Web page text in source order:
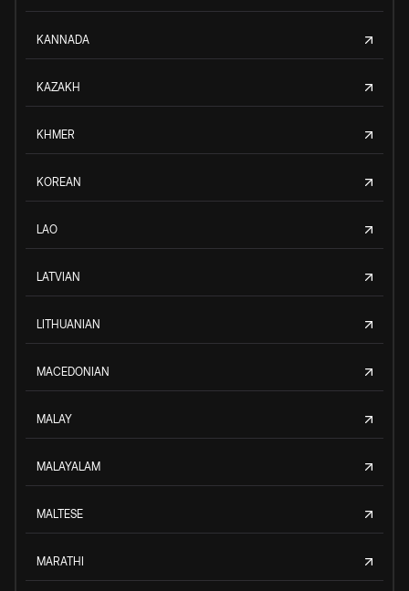
KANNADA
KAZAKH
KHMER
KOREAN
LAO
LATVIAN
LITHUANIAN
MACEDONIAN
MALAY
MALAYALAM
MALTESE
MARATHI